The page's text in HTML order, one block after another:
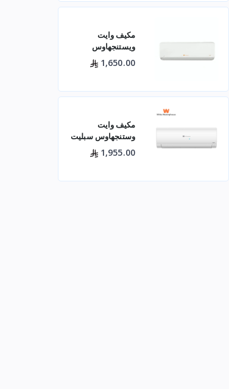
مكيف وايت
ويستنجهاوس
بارد
1,650.00
مكيف وايت
وستنجهاوس سبليت
24 بارد — 21400
وحدة موديل
لتبريد فعال للم
1,955.00